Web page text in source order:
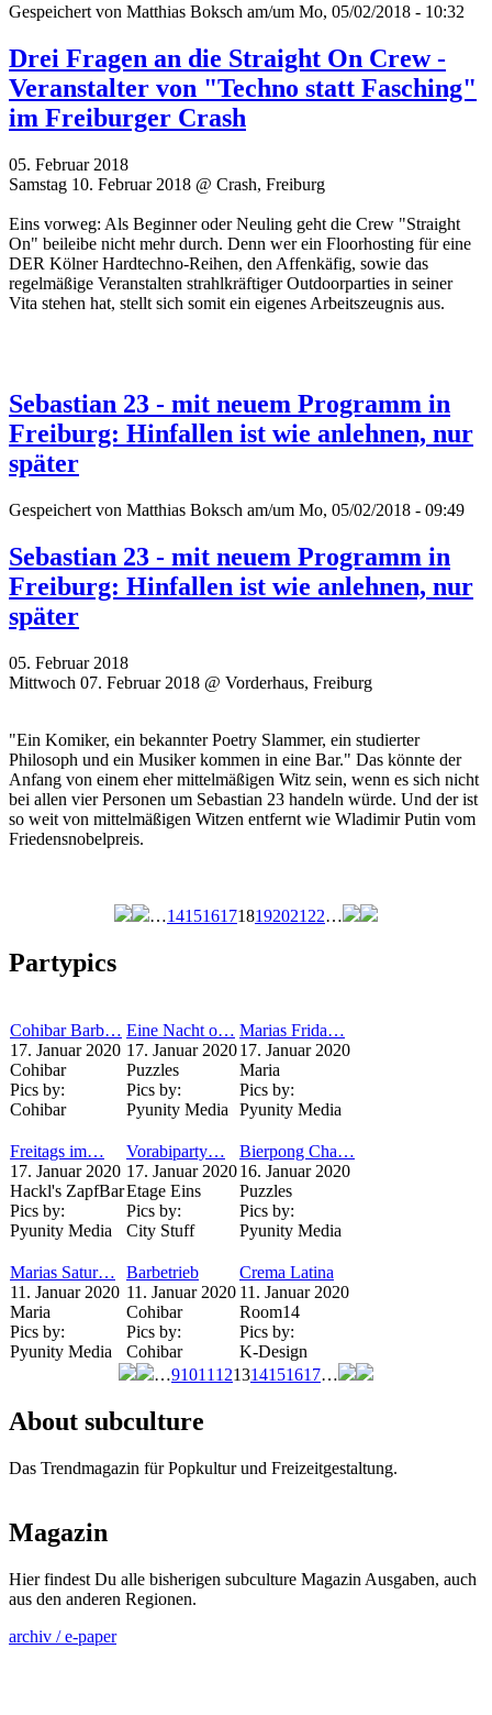
Gespeichert von Matthias Boksch am/um Mo, 05/02/2018 - 10:32
Drei Fragen an die Straight On Crew -
Veranstalter von "Techno statt Fasching"
im Freiburger Crash
05. Februar 2018
Samstag 10. Februar 2018 @ Crash, Freiburg
Eins vorweg: Als Beginner oder Neuling geht die Crew "Straight
On" beileibe nicht mehr durch. Denn wer ein Floorhosting für eine
DER Kölner Hardtechno-Reihen, den Affenkäfig, sowie das
regelmäßige Veranstalten strahlkräftiger Outdoorparties in seiner
Vita stehen hat, stellt sich somit ein eigenes Arbeitszeugnis aus.
Sebastian 23 - mit neuem Programm in
Freiburg: Hinfallen ist wie anlehnen, nur
später
Gespeichert von Matthias Boksch am/um Mo, 05/02/2018 - 09:49
Sebastian 23 - mit neuem Programm in
Freiburg: Hinfallen ist wie anlehnen, nur
später
05. Februar 2018
Mittwoch 07. Februar 2018 @ Vorderhaus, Freiburg
"Ein Komiker, ein bekannter Poetry Slammer, ein studierter
Philosoph und ein Musiker kommen in eine Bar." Das könnte der
Anfang von einem eher mittelmäßigen Witz sein, wenn es sich nicht
bei allen vier Personen um Sebastian 23 handeln würde. Und der ist
so weit von mittelmäßigen Witzen entfernt wie Wladimir Putin vom
Friedensnobelpreis.
…1415161718192021 22…
Partypics
Cohibar Barb…
17. Januar 2020
Cohibar
Pics by:
Cohibar
Eine Nacht o…
17. Januar 2020
Puzzles
Pics by:
Pyunity Media
Marias Frida…
17. Januar 2020
Maria
Pics by:
Pyunity Media
Freitags im…
17. Januar 2020
Hackl's ZapfBar
Pics by:
Pyunity Media
Vorabiparty…
17. Januar 2020
Etage Eins
Pics by:
City Stuff
Bierpong Cha…
16. Januar 2020
Puzzles
Pics by:
Pyunity Media
Marias Satur…
11. Januar 2020
Maria
Pics by:
Pyunity Media
Barbetrieb
11. Januar 2020
Cohibar
Pics by:
Cohibar
Crema Latina
11. Januar 2020
Room14
Pics by:
K-Design
…91011 121314151617…
About subculture
Das Trendmagazin für Popkultur und Freizeitgestaltung.
Magazin
Hier findest Du alle bisherigen subculture Magazin Ausgaben, auch
aus den anderen Regionen.
archiv / e-paper